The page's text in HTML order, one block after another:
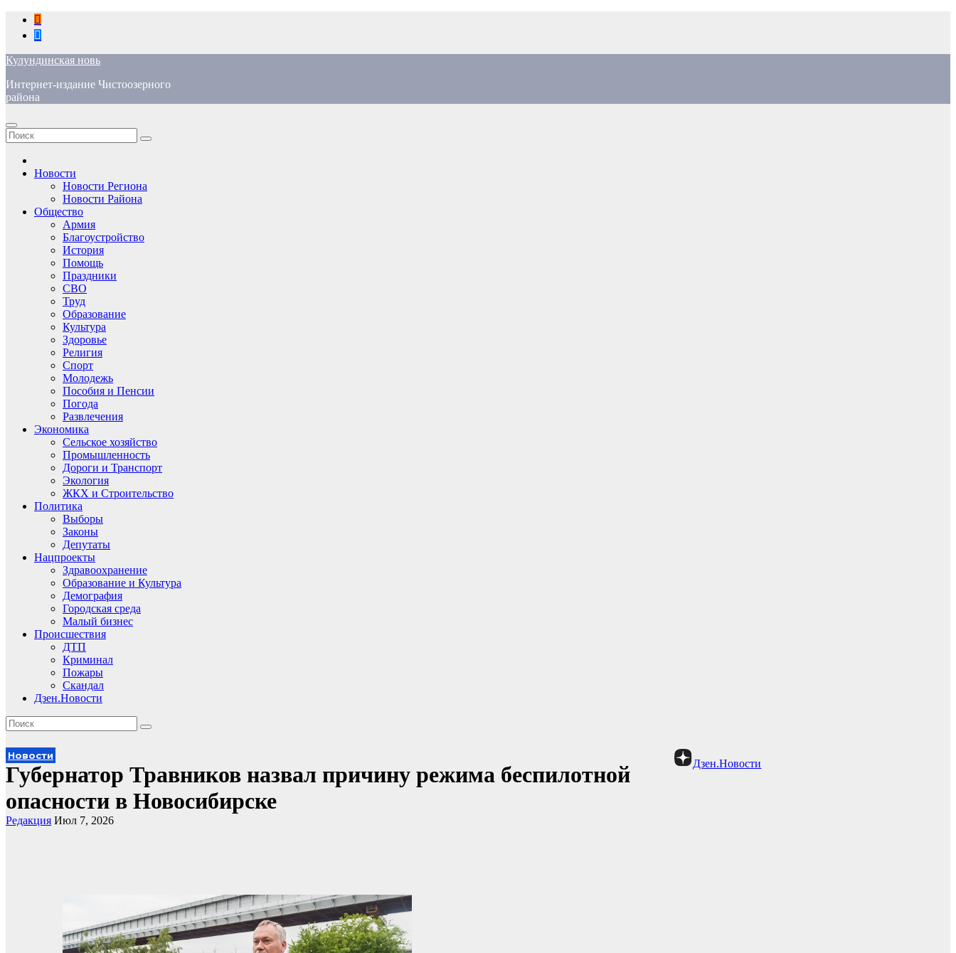
Перейти
содержимому
Кулундинская новь
Интернет-издание Чистоозерного
района
Новости
Новости Региона
Новости Района
Общество
Армия
Благоустройство
История
Помощь
Праздники
СВО
Труд
Образование
Культура
Здоровье
Религия
Спорт
Молодежь
Пособия и Пенсии
Погода
Развлечения
Экономика
Сельское хозяйство
Промышленность
Дороги и Транспорт
Экология
ЖКХ и Строительство
Политика
Выборы
Законы
Депутаты
Нацпроекты
Здравоохранение
Образование и Культура
Демография
Городская среда
Малый бизнес
Происшествия
ДТП
Криминал
Пожары
Скандал
Дзен.Новости
Дзен.Новости
Новости
Губернатор Травников назвал причину режима беспилотной
опасности в Новосибирске
Редакция Июл 7, 2026